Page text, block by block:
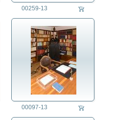
00259-13
00097-13